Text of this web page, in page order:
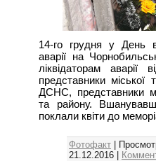
14-го грудня у День
аварії на
ліквідаторам
представники міської
ДСНС, представники
та району.
поклали квіти до
Фотофакт |
21.12.2016 |